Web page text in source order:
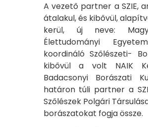
A vezető partner a SZIE,
átalakul, és kibővül,
kerül, új neve:
Élettudományi
koordináló Szőlészeti-
kibővül a volt NAIK
Badacsonyi Borászati
határon túli partner a
Szőlészek Polgári
borászatokat fogja össze.